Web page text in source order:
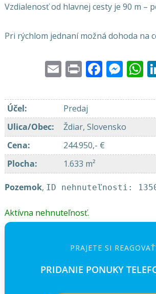
Vzdialenosť od hlavnej cesty je 90 m –
Pri rýchlom jednaní možná dohoda na
EmailPrint
Účel:
Predaj
Ulica/Obec:
Ždiar, Slovensko
Cena:
244.950,- €
Plocha: 1.633 m²
Pozemok, ID nehnuteľnosti:
Aktívna nehnuteľnosť.
PRAJETE SI
PRIDANIE PONUKY